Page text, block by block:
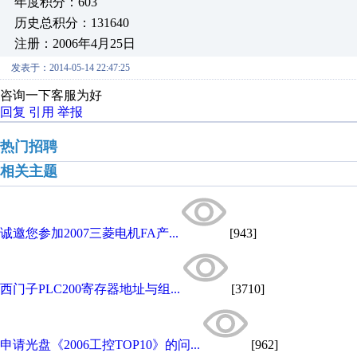
历史总积分：131640
注册：2006年4月25日
发表于：2014-05-14 22:47:25
咨询一下客服为好
回复 引用 举报
热门招聘
相关主题
诚邀您参加2007三菱电机FA产... [943]
西门子PLC200寄存器地址与组... [3710]
申请光盘《2006工控TOP10》的问... [962]